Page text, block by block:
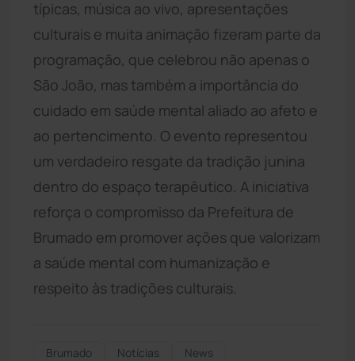
típicas, música ao vivo, apresentações
culturais e muita animação fizeram parte da
programação, que celebrou não apenas o
São João, mas também a importância do
cuidado em saúde mental aliado ao afeto e
ao pertencimento. O evento representou
um verdadeiro resgate da tradição junina
dentro do espaço terapêutico. A iniciativa
reforça o compromisso da Prefeitura de
Brumado em promover ações que valorizam
a saúde mental com humanização e
respeito às tradições culturais.
Brumado Notícias
News